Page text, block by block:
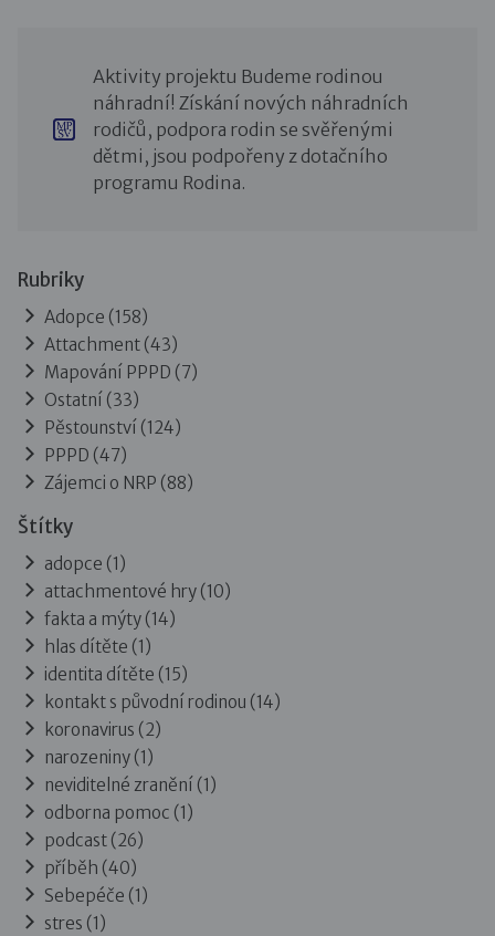
Aktivity projektu Budeme rodinou
náhradní! Získání nových náhradních
rodičů, podpora rodin se svěřenými
dětmi, jsou podpořeny z dotačního
programu Rodina.
Rubriky
Adopce (158)
Attachment (43)
Mapování PPPD (7)
Ostatní (33)
Pěstounství (124)
PPPD (47)
Zájemci o NRP (88)
Štítky
adopce (1)
attachmentové hry (10)
fakta a mýty (14)
hlas dítěte (1)
identita dítěte (15)
kontakt s původní rodinou (14)
koronavirus (2)
narozeniny (1)
neviditelné zranění (1)
odborna pomoc (1)
podcast (26)
příběh (40)
Sebepéče (1)
stres (1)